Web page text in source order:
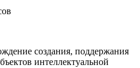
создания, поддержания
интеллектуальной